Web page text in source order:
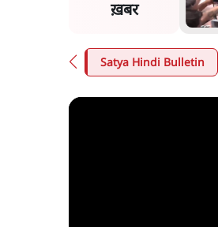
ख़बर
Satya Hindi Bulletin